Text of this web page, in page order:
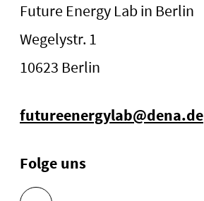
Future Energy Lab in Berlin
Wegelystr. 1
10623 Berlin
futureenergylab@dena.de
Folge uns